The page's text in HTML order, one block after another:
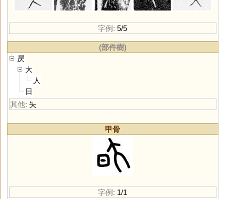
字例: 5/5
(部件樹)
昃
大
人
日
其他: 夨
甲骨
字例: 1/1